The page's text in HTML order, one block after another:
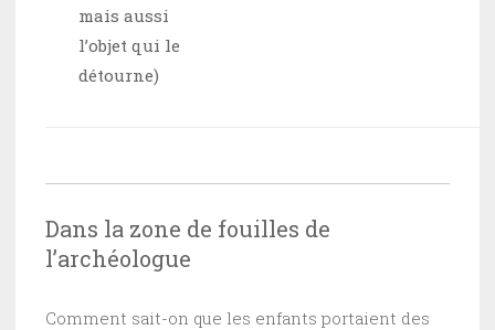
mais aussi
l’objet qui le
détourne)
Dans la zone de fouilles de
l’archéologue
Comment sait-on que les enfants portaient des